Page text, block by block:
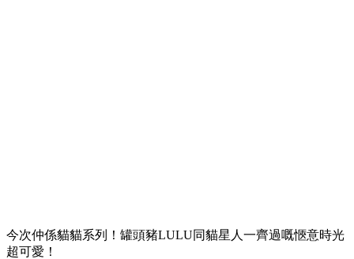
今次仲係貓貓系列！罐頭豬LULU同貓星人一齊過嘅愜意時光
超可愛！